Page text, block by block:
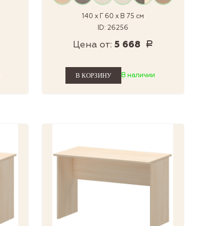
140 x Г 60 x В 75 см
ID: 26256
Цена от: 5 668 Р
В наличии